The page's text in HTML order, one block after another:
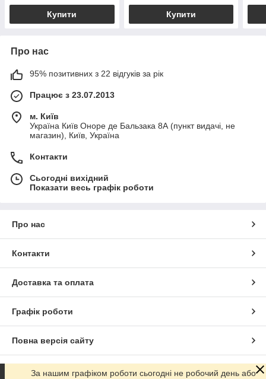
Купити Купити
Про нас
95% позитивних з 22 відгуків за рік
Працює з 23.07.2013
м. Київ
Україна Київ Оноре де Бальзака 8А (пункт видачі, не
магазин), Київ, Україна
Контакти
Сьогодні вихідний
Показати весь графік роботи
Про нас
Контакти
Доставка та оплата
Графік роботи
Повна версія сайту
Сайт створено на маркетплейсі Prom.ua
За нашим графіком роботи сьогодні не робочий день або